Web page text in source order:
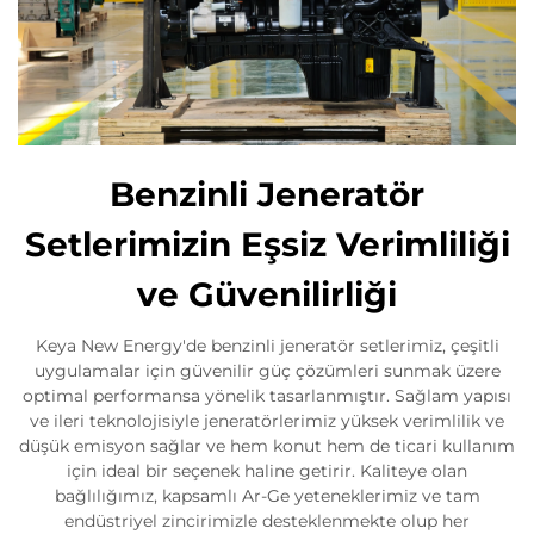
Benzinli Jeneratör
Setlerimizin Eşsiz Verimliliği
ve Güvenilirliği
Keya New Energy'de benzinli jeneratör setlerimiz, çeşitli
uygulamalar için güvenilir güç çözümleri sunmak üzere
optimal performansa yönelik tasarlanmıştır. Sağlam yapısı
ve ileri teknolojisiyle jeneratörlerimiz yüksek verimlilik ve
düşük emisyon sağlar ve hem konut hem de ticari kullanım
için ideal bir seçenek haline getirir. Kaliteye olan
bağlılığımız, kapsamlı Ar-Ge yeteneklerimiz ve tam
endüstriyel zincirimizle desteklenmekte olup her